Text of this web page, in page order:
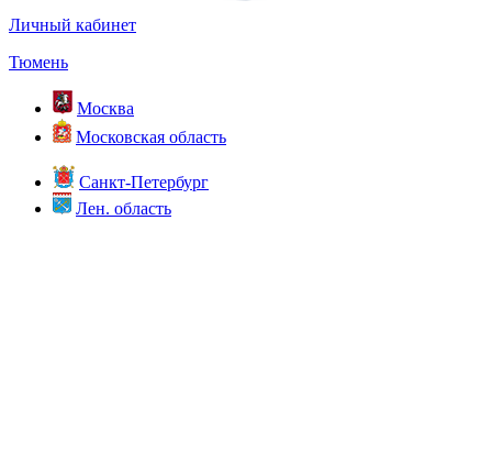
Личный кабинет
Тюмень
Москва
Московская область
Санкт-Петербург
Лен. область